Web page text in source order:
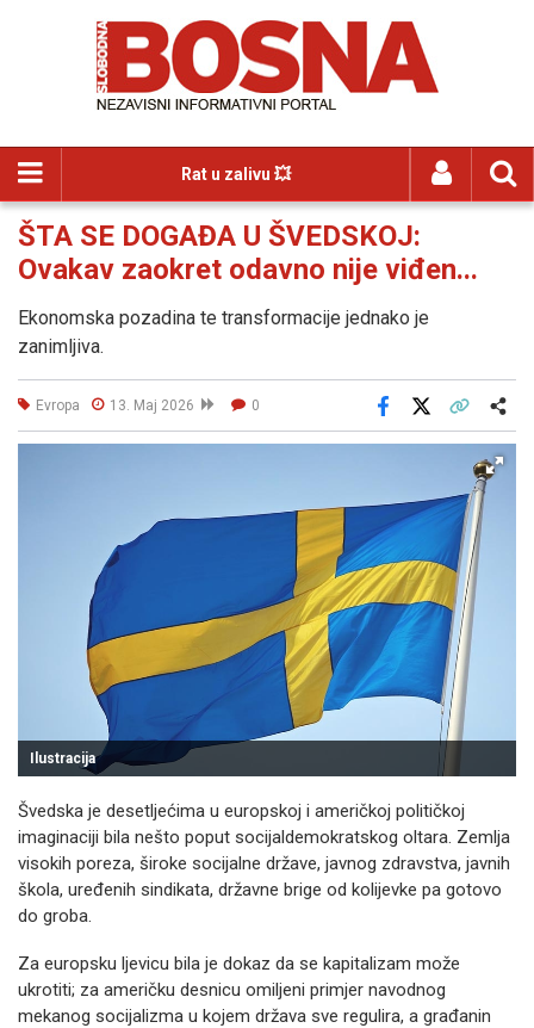
Rat u zalivu 💥
ŠTA SE DOGAĐA U ŠVEDSKOJ:
Ovakav zaokret odavno nije viđen...
Ekonomska pozadina te transformacije jednako je
zanimljiva.
Evropa 13. Maj 2026 0
Facebook
Ilustracija
Švedska je desetljećima u europskoj i američkoj političkoj
imaginaciji bila nešto poput socijaldemokratskog oltara. Zemlja
visokih poreza, široke socijalne države, javnog zdravstva, javnih
škola, uređenih sindikata, državne brige od kolijevke pa gotovo
do groba.
Za europsku ljevicu bila je dokaz da se kapitalizam može
ukrotiti; za američku desnicu omiljeni primjer navodnog
mekanog socijalizma u kojem država sve regulira, a građanin